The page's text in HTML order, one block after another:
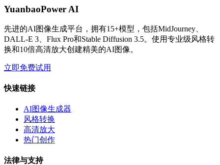
YuanbaoPower AI
先进的AI图像生成平台，拥有15+模型，包括MidJourney、
DALL-E 3、Flux Pro和Stable Diffusion 3.5。使用专业级风格转
换和10倍高清放大创建精美的AI图像。
立即免费试用
快速链接
AI图像生成器
风格转换
高清放大
热门创作
法律与支持